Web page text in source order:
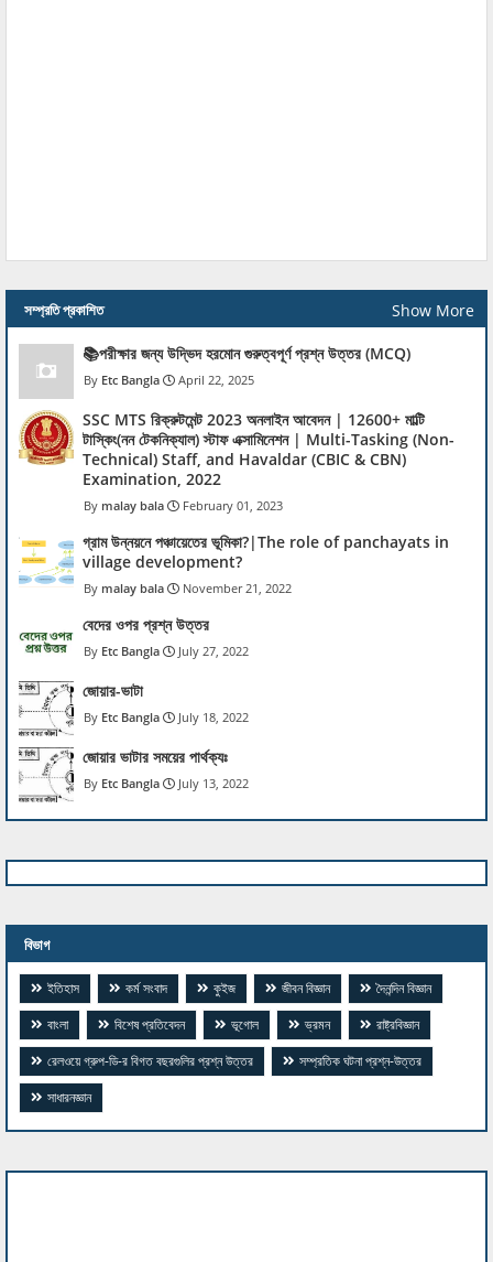
সম্প্রতি প্রকাশিত Show More
📚পরীক্ষার জন্য উদ্ভিদ হরমোন গুরুত্বপূর্ণ প্রশ্ন উত্তর (MCQ)
Etc Bangla April 22, 2025
SSC MTS রিক্রুটমেন্ট 2023 অনলাইন আবেদন | 12600+ মাল্টি
টাস্কিং(নন টেকনিক্যাল) স্টাফ এক্সামিনেশন | Multi-Tasking (Non-
Technical) Staff, and Havaldar (CBIC & CBN)
Examination, 2022
malay bala February 01, 2023
গ্রাম উন্নয়নে পঞ্চায়েতের ভূমিকা?|The role of panchayats in
village development?
malay bala November 21, 2022
বেদের ওপর প্রশ্ন উত্তর
Etc Bangla July 27, 2022
জোয়ার-ভাটা
Etc Bangla July 18, 2022
জোয়ার ভাটার সময়ের পার্থক্যঃ
Etc Bangla July 13, 2022
বিভাগ
ইতিহাস কর্ম সংবাদ কুইজ জীবন বিজ্ঞান
দৈনন্দিন বিজ্ঞান
বাংলা
বিশেষ প্রতিবেদন ভূগোল ভ্রমন
রাষ্ট্রবিজ্ঞান
​রেলওয়ে গ্রুপ-ডি-র বিগত বছরগুলির প্রশ্ন উত্তর
সম্প্রতিক ঘটনা প্রশ্ন-উত্তর
সাধারনজ্ঞান